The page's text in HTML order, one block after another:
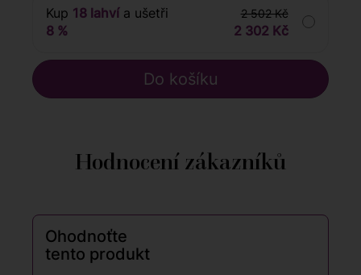
Kup 18 lahvía ušetři
8 %
2 502 Kč
2 302 Kč
Hodnocení zákazníků
Ohodnoťte
tento produkt